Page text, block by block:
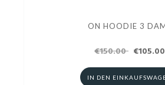
ON HOODIE 3
€150.00 €105.00
IN DEN